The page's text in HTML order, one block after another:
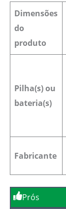
Dimensões
do
produto
Pilha(s) ou
bateria(s)
Fabricante
Prós